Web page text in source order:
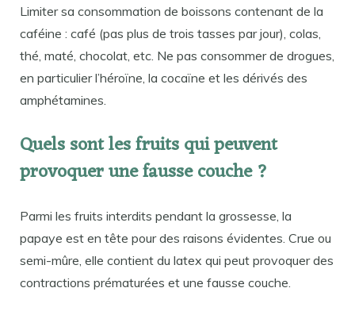
Limiter sa consommation de boissons contenant de la
caféine : café (pas plus de trois tasses par jour), colas,
thé, maté, chocolat, etc. Ne pas consommer de drogues,
en particulier l’héroïne, la cocaïne et les dérivés des
amphétamines.
Quels sont les fruits qui peuvent
provoquer une fausse couche ?
Parmi les fruits interdits pendant la grossesse, la
papaye est en tête pour des raisons évidentes. Crue ou
semi-mûre, elle contient du latex qui peut provoquer des
contractions prématurées et une fausse couche.